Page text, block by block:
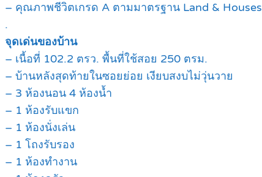
– คุณภาพชีวิตเกรด A ตามมาตรฐาน Land & Houses
.
จุดเด่นของบ้าน
– เนื้อที่ 102.2 ตรว. พื้นที่ใช้สอย 250 ตรม.
– บ้านหลังสุดท้ายในซอยย่อย เงียบสงบไม่วุ่นวาย
– 3 ห้องนอน 4 ห้องน้ำ
– 1 ห้องรับแขก
– 1 ห้องนั่งเล่น
– 1 โถงรับรอง
– 1 ห้องทำงาน